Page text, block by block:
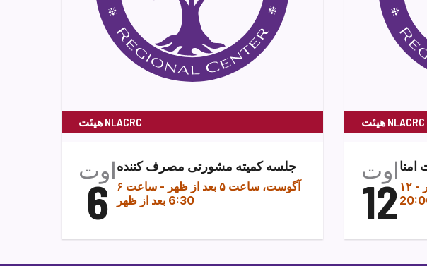
هیئت NLACRC
اوت
6
جلسه کمیته مشورتی مصرف کننده
۶ آگوست، ساعت ۵ بعد از ظهر - ساعت
6:30 بعد از ظهر
هیئت NLACRC
اوت
12
-